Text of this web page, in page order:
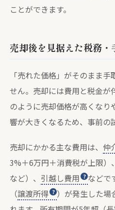
ことができます。
売却後を見据えた税務・
「売れた価格」がそのまま
せん。売却には費用と税金が
のように売却価格が高くな
響が大きくなるため、事前の
売却にかかる主な費用は、 仲
3%＋6万円＋消費税が上限）、
など）、 引越し費用
などで
（譲渡所得
）が発生した場